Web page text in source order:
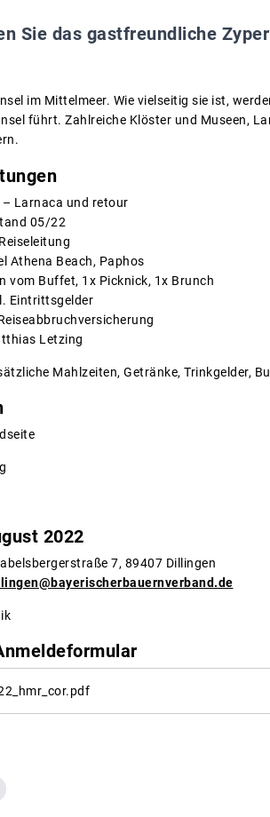
Sie das gastfreundliche
im Mittelmeer. Wie vielseitig sie ist,
führt. Zahlreiche Klöster und Museen,
Larnaca und retour
05/22
Athena Beach, Paphos
vom Buffet, 1x Picknick, 1x Brunch
Eintrittsgelder
Letzing
Mahlzeiten, Getränke, Trinkgelder,
2022
7, 89407 Dillingen